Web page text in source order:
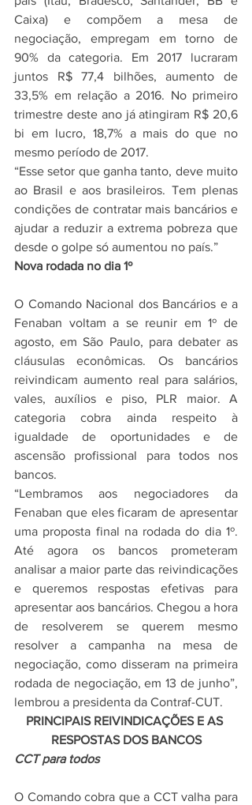
Caixa) e compõem a mesa de
negociação, empregam em torno de
90% da categoria. Em 2017 lucraram
juntos R$ 77,4 bilhões, aumento de
33,5% em relação a 2016. No primeiro
trimestre deste ano já atingiram R$ 20,6
bi em lucro, 18,7% a mais do que no
mesmo período de 2017.
“Esse setor que ganha tanto, deve muito
ao Brasil e aos brasileiros. Tem plenas
condições de contratar mais bancários e
ajudar a reduzir a extrema pobreza que
desde o golpe só aumentou no país.”
Nova rodada no dia 1º
O Comando Nacional dos Bancários e a
Fenaban voltam a se reunir em 1º de
agosto, em São Paulo, para debater as
cláusulas econômicas. Os bancários
reivindicam aumento real para salários,
vales, auxílios e piso, PLR maior. A
categoria cobra ainda respeito à
igualdade de oportunidades e de
ascensão profissional para todos nos
bancos.
“Lembramos aos negociadores da
Fenaban que eles ficaram de apresentar
uma proposta final na rodada do dia 1º.
Até agora os bancos prometeram
analisar a maior parte das reivindicações
e queremos respostas efetivas para
apresentar aos bancários. Chegou a hora
de resolverem se querem mesmo
resolver a campanha na mesa de
negociação, como disseram na primeira
rodada de negociação, em 13 de junho”,
lembrou a presidenta da Contraf-CUT.
PRINCIPAIS REIVINDICAÇÕES E AS
RESPOSTAS DOS BANCOS
CCT para todos
O Comando cobra que a CCT valha para